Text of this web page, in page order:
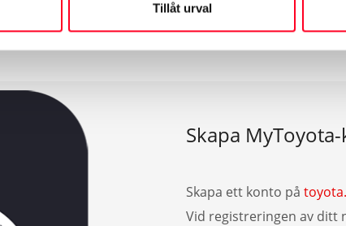
Tillåt urval
Skapa
Skapa ett konto på
Vid registreringen av ditt